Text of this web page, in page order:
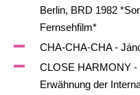
Berlin, BRD 1982
Fernsehfilm*
CHA-CHA-CHA -
CLOSE HARMONY -
Erwähnung der